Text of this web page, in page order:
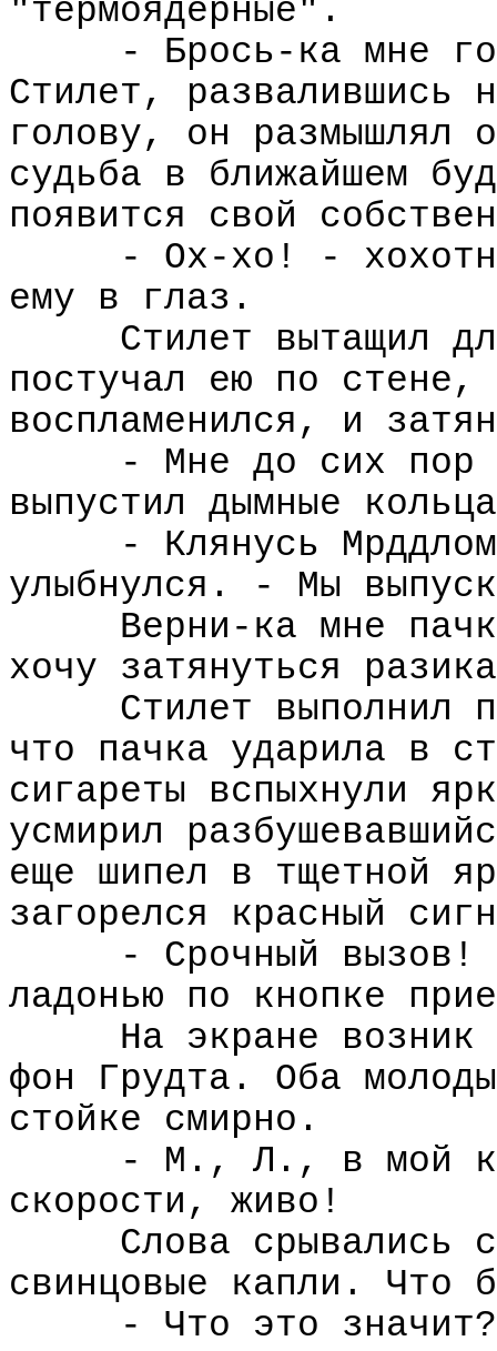
"термоядерные".
- Брось-ка мне
Стилет, развалившись
голову, он размышлял
судьба в ближайшем
появится свой
- Ох-хо! -
ему в глаз.
Стилет вытащил
постучал ею по стене,
воспламенился, и
- Мне до сих
выпустил дымные
- Клянусь
улыбнулся. - Мы
Верни-ка мне
хочу затянуться
Стилет выполнил
что пачка ударила в
сигареты вспыхнули
усмирил
еще шипел в тщетной
загорелся красный
- Срочный вызов!
ладонью по кнопке
На экране возник
фон Грудта. Оба
стойке смирно.
- М., Л., в мой
скорости, живо!
Слова срывались
свинцовые капли. Что
- Что это